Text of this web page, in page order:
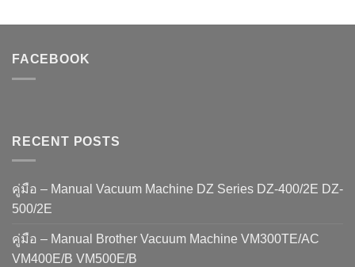
FACEBOOK
RECENT POSTS
คู่มือ – Manual Vacuum Machine DZ Series DZ-400/2E DZ-
500/2E
คู่มือ – Manual Brother Vacuum Machine VM300TE/AC
VM400E/B VM500E/B